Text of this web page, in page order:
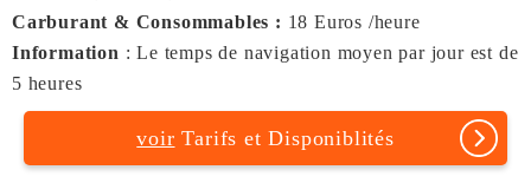
Carburant & Consommables : 18 Euros /heure
Information : Le temps de navigation moyen par jour est de
5 heures
voir Tarifs et Disponiblités